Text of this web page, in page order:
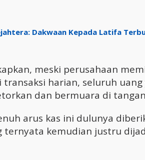
Dakwaan Kepada Latifa
meski perusahaan
harian, seluruh uang
dan bermuara di
arus kas ini dulunya
ternyata kemudian justru